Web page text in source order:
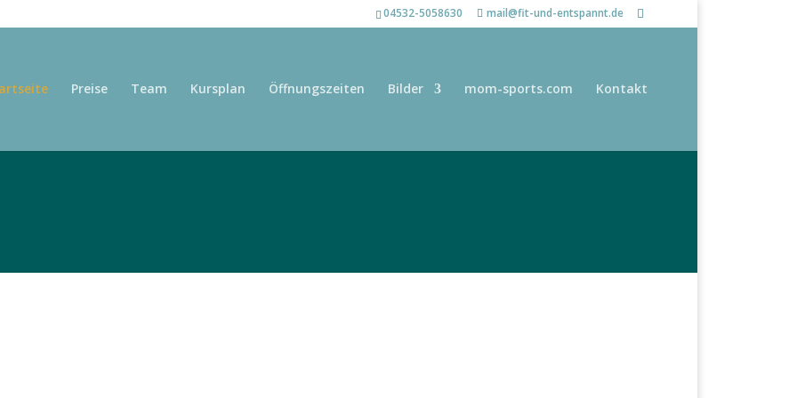
04532-5058630 mail@fit-und-entspannt.de
Preise Team Kursplan Öffnungszeiten Bilder mom-sports.com Kontakt